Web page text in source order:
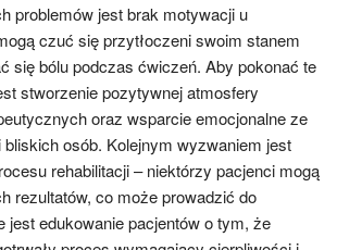
problemów jest brak motywacji u
czuć się przytłoczeni swoim stanem
się bólu podczas ćwiczeń. Aby pokonać te
stworzenie pozytywnej atmosfery
oraz wsparcie emocjonalne ze
osób. Kolejnym wyzwaniem jest
rehabilitacji – niektórzy pacjenci mogą
rezultatów, co może prowadzić do
jest edukowanie pacjentów o tym, że